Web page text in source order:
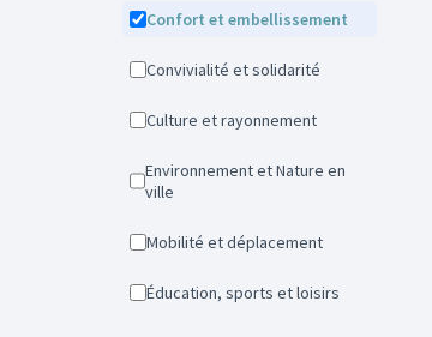
Confort et embellissement
Convivialité et solidarité
Culture et rayonnement
Environnement et Nature en
ville
Mobilité et déplacement
Éducation, sports et loisirs